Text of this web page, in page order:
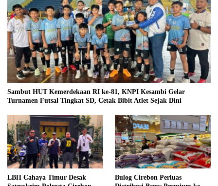
Sambut HUT Kemerdekaan RI ke-81, KNPI Kesambi Gelar
Turnamen Futsal Tingkat SD, Cetak Bibit Atlet Sejak Dini
LBH Cahaya Timur Desak
Bulog Cirebon Perluas